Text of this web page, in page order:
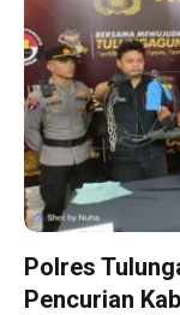
Polres
Pencurian